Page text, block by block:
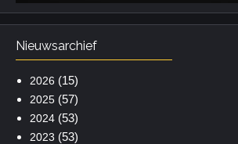
Nieuwsarchief
2026 (15)
2025(57)
2024(53)
2023 (53)